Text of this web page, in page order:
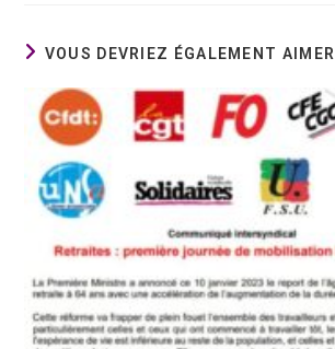
VOUS DEVRIEZ ÉGALEMENT AIMER